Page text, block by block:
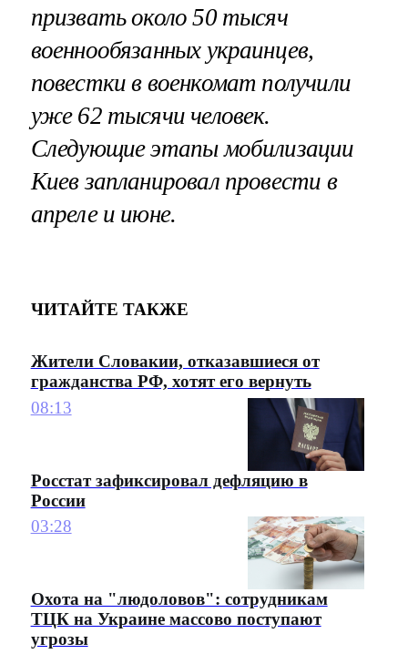
призвать около 50 тысяч
военнообязанных украинцев,
повестки в военкомат получили
уже 62 тысячи человек.
Следующие этапы мобилизации
Киев запланировал провести в
апреле и июне.
ЧИТАЙТЕ ТАКЖЕ
Жители Словакии, отказавшиеся от
гражданства РФ, хотят его вернуть
08:13
Росстат зафиксировал дефляцию в
России
03:28
Охота на "людоловов": сотрудникам
ТЦК на Украине массово поступают
угрозы